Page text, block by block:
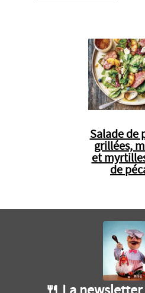
Salade de
grillées,
et
de